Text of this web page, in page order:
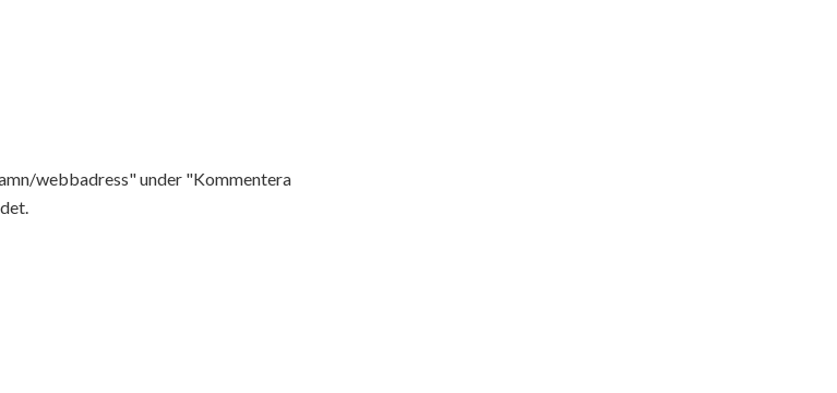
webbadress" under "Kommentera